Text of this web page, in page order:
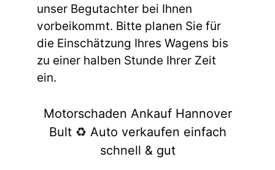
unser Begutachter bei Ihnen
vorbeikommt. Bitte planen Sie für
die Einschätzung Ihres Wagens bis
zu einer halben Stunde Ihrer Zeit
ein.
Motorschaden Ankauf Hannover
Bult ♻️ Auto verkaufen einfach
schnell & gut